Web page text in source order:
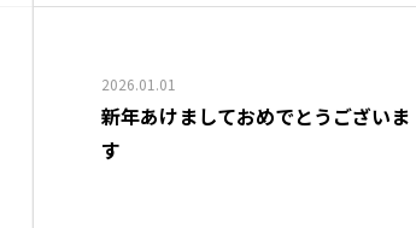
2026.01.01
新年あけましておめでとうございま
す